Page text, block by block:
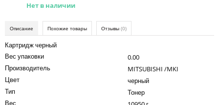
Konica Minolta
Kyocera
Lexmark
OKI
Panasonic
Нет в наличии
Описание Похожие товары Отзывы (0)
Картридж черный
Вес упаковки
0.00
Производитель
MITSUBISHI /MKI
Цвет
черный
Тип
Тонер
Вес